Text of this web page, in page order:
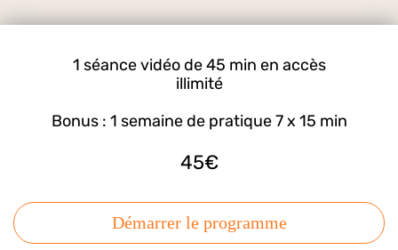
1 séance vidéo de 45 min en accès
illimité
Bonus : 1 semaine de pratique 7 x 15 min
45€
Démarrer le programme